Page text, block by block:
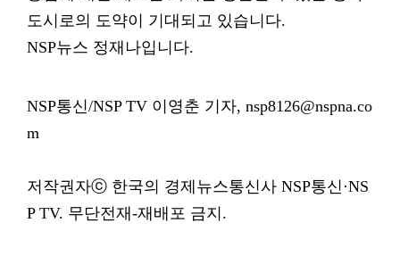
도시로의 도약이 기대되고 있습니다.
NSP뉴스 정재나입니다.
NSP통신/NSP TV 이영춘 기자, nsp8126@nspna.co
m
저작권자ⓒ 한국의 경제뉴스통신사 NSP통신·NS
P TV. 무단전재-재배포 금지.